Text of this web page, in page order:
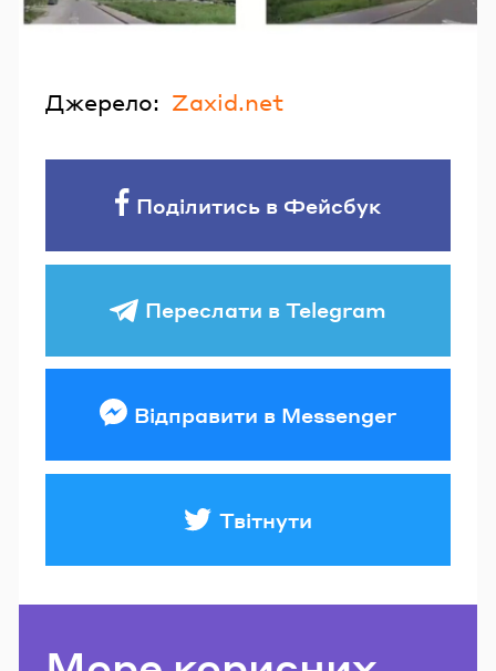
Джерело: Zaxid.net
Поділитись в Фейсбук
Переслати в Telegram
Відправити в Messenger
Твітнути